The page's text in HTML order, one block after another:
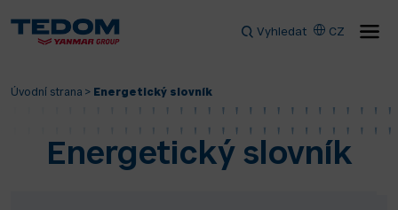
Vyhledat CZ
Úvodní strana > Energetický slovník
Energetický slovník